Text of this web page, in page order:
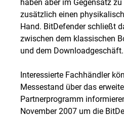
zusätzlich einen
Hand. BitDefender schließt
zwischen dem klassischen
und dem Downloadgeschäft.
Interessierte Fachhändler
Messestand über das
Partnerprogramm
November 2007 um die